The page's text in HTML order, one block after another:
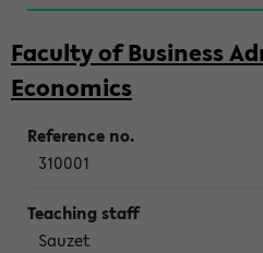
Faculty of Business
Economics
310001
Sauzet